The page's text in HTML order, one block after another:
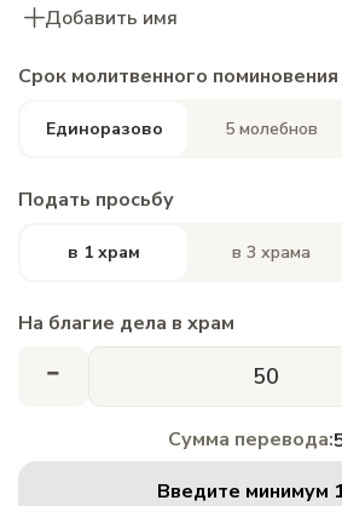
Добавить имя
Срок молитвенного поминовения
Единоразово 5 молебнов
Подать просьбу
в 1 храм в 3 храма
На благие дела в храм
-
Сумма перевода:
Введите минимум